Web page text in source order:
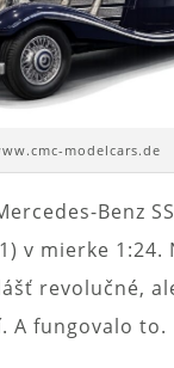
modelcars.de
Benz
v mierke 1:24.
revolučné,
A fungovalo to.